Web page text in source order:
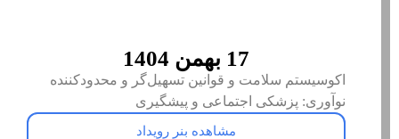
17 بهمن 1404
اکوسیستم سلامت و قوانین تسهیل‌گر و محدودکننده
نوآوری: پزشکی اجتماعی و پیشگیری
مشاهده بنر رویداد